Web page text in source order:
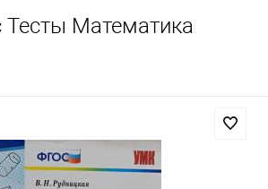
Математика